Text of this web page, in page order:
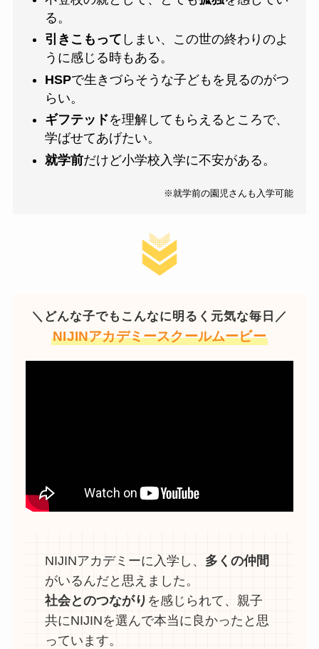
る。
引きこもって しまい、この世の終わりのよ
うに感じる時もある。
HSPで生きづらそうな子どもを見るのがつ
らい。
ギフテッドを理解してもらえるところで、
学ばせてあげたい。
就学前だけど小学校入学に不安がある。
※就学前の園児さんも入学可能
＼どんな子でもこんなに明るく元気な毎日／
NIJINアカデミースクールムービー
NIJINアカデミーに入学し、 多くの仲間
がいるんだと思えました。
社会とのつながり を感じられて、親子
共にNIJINを選んで本当に良かったと思
っています。